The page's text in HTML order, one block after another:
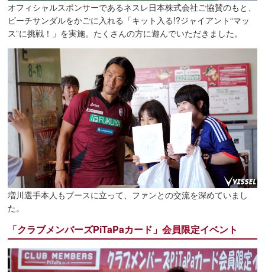
オフィシャルスポンサーであるネスレ日本株式会社ご協賛のもと、
ビーチサンダルをかごに入れる「キット入る!?ジャイアント“マッ
ス”に挑戦！」を実施。たくさんの方に遊んでいただきました。
増川選手本人もブースに立って、ファンとの交流を深めていまし
た。
「クラブメンバーズPiTaPaカード」会員限定イベント